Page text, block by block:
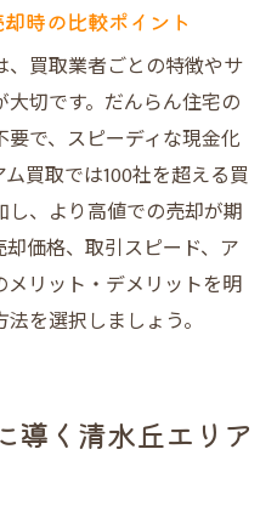
の最新動向と選び方
る高値売却のヒント
を最大化する売却戦略
売れる不動産売却の極
却をかなえる方法
却で笑顔の取引を実現
高値売却のポイント
の売却サポート活用法
す不動産売却の進め方
時の比較ポイント
買取業者ごとの特徴やサ
切です。だんらん住宅の
で、スピーディな現金化
買取では100社を超える買
、より高値での売却が期
価格、取引スピード、ア
リット・デメリットを明
を選択しましょう。
導く清水丘エリア